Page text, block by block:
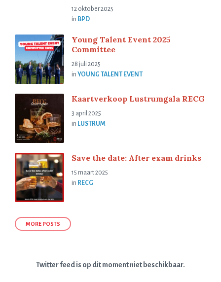
12 oktober 2025
in BPD
Young Talent Event 2025
Committee
28 juli 2025
in YOUNG TALENT EVENT
Kaartverkoop Lustrumgala RECG
3 april 2025
in LUSTRUM
Save the date: After exam drinks
15 maart 2025
in RECG
MORE POSTS
Twitter feed is op dit moment niet beschikbaar.